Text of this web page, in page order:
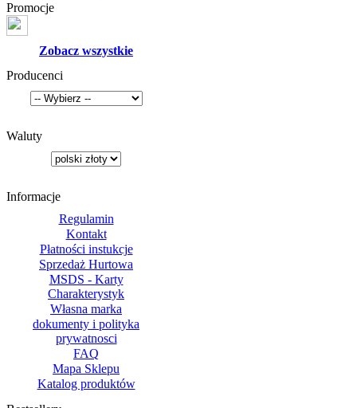
Promocje
Zobacz wszystkie
Producenci
Waluty
Informacje
Regulamin
Kontakt
Płatności instukcje
Sprzedaż Hurtowa
MSDS - Karty
Charakterystyk
Własna marka
dokumenty i polityka
prywatnosci
FAQ
Mapa Sklepu
Katalog produktów